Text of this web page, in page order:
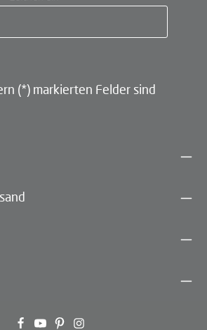
(*) markierten Felder sind